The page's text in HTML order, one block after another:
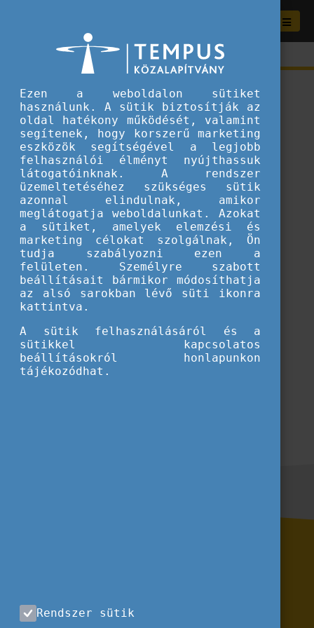
ERROR 404
A keresett tartalom sajnos nem található.
Ezen a weboldalon sütiket
használunk. A sütik biztosítják az
oldal hatékony működését, valamint
segítenek, hogy korszerű marketing
eszközök segítségével a legjobb
felhasználói élményt nyújthassuk
látogatóinknak. A rendszer
üzemeltetéséhez szükséges sütik
azonnal elindulnak, amikor
meglátogatja weboldalunkat. Azokat
a sütiket, amelyek elemzési és
marketing célokat szolgálnak, Ön
tudja szabályozni ezen a
felületen. Személyre szabott
beállításait bármikor módosíthatja
az alsó sarokban lévő süti ikonra
kattintva.
A sütik felhasználásáról és a
sütikkel kapcsolatos
beállításokról honlapunkon
tájékozódhat.
Rendszer sütik